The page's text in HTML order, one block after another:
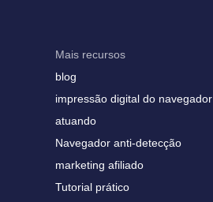
Mais recursos
blog
impressão digital do navegador
atuando
Navegador anti-detecção
marketing afiliado
Tutorial prático